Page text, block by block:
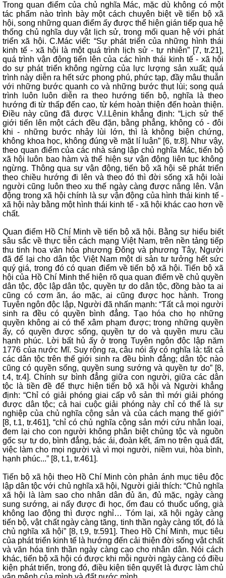
Trong quan điểm của chủ nghĩa Mác, mặc dù không có một
tác phẩm nào trình bày một cách chuyên biệt về tiến bộ xã
hội, song những quan điểm ấy được thể hiện gián tiếp qua hệ
thống chủ nghĩa duy vật lịch sử, trong mối quan hệ với phát
triển xã hội. C.Mác viết: “Sự phát triển của những hình thái
kinh tế - xã hội là một quá trình lịch sử - tự nhiên” [7, tr.21],
quá trình vận động tiến lên của các hình thái kinh tế - xã hội
do sự phát triển không ngừng của lực lượng sản xuất; quá
trình này diễn ra hết sức phong phú, phức tạp, đầy mâu thuẫn
với những bước quanh co và những bước thụt lùi; song quá
trình luôn luôn diễn ra theo hướng tiến bộ, nghĩa là theo
hướng đi từ thấp đến cao, từ kém hoàn thiện đến hoàn thiện.
Điều này cũng đã được V.I.Lênin khẳng định: “Lịch sử thế
giới tiến lên một cách đều đặn, bằng phẳng, không có - đôi
khi - những bước nhảy lùi lớn, thì là không biện chứng,
không khoa học, không đúng về mặt lí luận” [6, tr.8]. Như vậy,
theo quan điểm của các nhà sáng lập chủ nghĩa Mác, tiến bộ
xã hội luôn bao hàm và thể hiện sự vận động liên tục không
ngừng. Thông qua sự vận động, tiến bộ xã hội sẽ phát triển
theo chiều hướng đi lên và theo đó thì đời sống xã hội loài
người cũng luôn theo xu thế ngày càng được nâng lên. Vận
động trong xã hội chính là sự vận động của hình thái kinh tế -
xã hội này bằng một hình thái kinh tế - xã hội khác cao hơn về
chất.
Quan điểm Hồ Chí Minh về tiến bộ xã hội. Bằng sự hiểu biết
sâu sắc về thực tiễn cách mạng Việt Nam, trên nền tảng tiếp
thu tinh hoa văn hóa phương Đông và phương Tây, Người
đã để lại cho dân tộc Việt Nam một di sản tư tưởng hết sức
quý giá, trong đó có quan điểm về tiến bộ xã hội. Tiến bộ xã
hội của Hồ Chí Minh thể hiện rõ qua quan điểm về chủ quyền
dân tộc, độc lập dân tộc, quyền tự do dân tộc, đồng bào ta ai
cũng có cơm ăn, áo mặc, ai cũng được học hành. Trong
Tuyên ngôn độc lập, Người đã nhấn mạnh: “Tất cả mọi người
sinh ra đều có quyền bình đẳng. Tạo hóa cho họ những
quyền không ai có thể xâm phạm được; trong những quyền
ấy, có quyền được sống, quyền tự do và quyền mưu cầu
hạnh phúc. Lời bất hủ ấy ở trong Tuyên ngôn độc lập năm
1776 của nước Mĩ. Suy rộng ra, câu nói ấy có nghĩa là: tất cả
các dân tộc trên thế giới sinh ra đều bình đẳng; dân tộc nào
cũng có quyền sống, quyền sung sướng và quyền tự do” [8,
t.4, tr.4]. Chính sự bình đẳng giữa con người, giữa các dân
tộc là tiền đề để thực hiện tiến bộ xã hội và Người khẳng
định: “Chỉ có giải phóng giai cấp vô sản thì mới giải phóng
được dân tộc; cả hai cuộc giải phóng này chỉ có thể là sự
nghiệp của chủ nghĩa cộng sản và của cách mạng thế giới”
[8, t.1, tr.461], “chỉ có chủ nghĩa cộng sản mới cứu nhân loại,
đem lại cho con người không phân biệt chủng tộc và nguồn
gốc sự tự do, bình đẳng, bác ái, đoàn kết, ấm no trên quả đất,
việc làm cho mọi người và vì mọi người, niềm vui, hòa bình,
hạnh phúc...” [8, t.1, tr.461].
Tiến bộ xã hội theo Hồ Chí Minh còn phản ánh mục tiêu độc
lập dân tộc với chủ nghĩa xã hội, Người giải thích: “Chủ nghĩa
xã hội là làm sao cho nhân dân đủ ăn, đủ mặc, ngày càng
sung sướng, ai nấy được đi học, ốm đau có thuốc uống, già
không lao động thì được nghỉ… Tóm lại, xã hội ngày càng
tiến bộ, vật chất ngày càng tăng, tinh thần ngày càng tốt, đó là
chủ nghĩa xã hội” [8, t.9, tr.591]. Theo Hồ Chí Minh, mục tiêu
của phát triển kinh tế là hướng đến cải thiện đời sống vật chất
và văn hóa tinh thần ngày càng cao cho nhân dân. Nói cách
khác, tiến bộ xã hội có được khi mỗi người ngày càng có điều
kiện phát triển, trong đó, điều kiện tiên quyết là được làm chủ